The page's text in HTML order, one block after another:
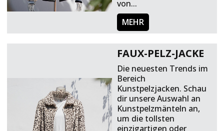
von...
MEHR
FAUX-PELZ-JACKE
Die neuesten Trends im
Bereich
Kunstpelzjacken. Schau
dir unsere Auswahl an
Kunstpelzmänteln an,
um die tollsten
einzigartigen oder